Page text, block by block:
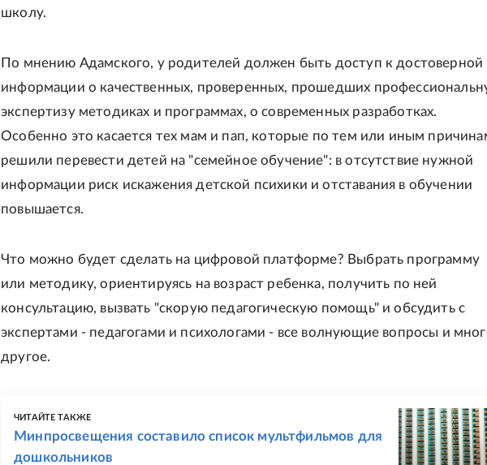
школу.
По мнению Адамского, у родителей должен быть доступ к достоверной
информации о качественных, проверенных, прошедших
экспертизу методиках и программах, о современных разработках.
Особенно это касается тех мам и пап, которые по тем или иным
решили перевести детей на "семейное обучение": в отсутствие нужной
информации риск искажения детской психики и отставания в обучении
повышается.
Что можно будет сделать на цифровой платформе? Выбрать программу
или методику, ориентируясь на возраст ребенка, получить по ней
консультацию, вызвать "скорую педагогическую помощь" и обсудить с
экспертами - педагогами и психологами - все волнующие вопросы и
другое.
ЧИТАЙТЕ ТАКЖЕ
Минпросвещения составило список мультфильмов для
дошкольников